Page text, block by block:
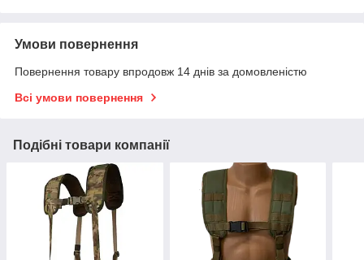
Умови повернення
Повернення товару впродовж 14 днів за домовленістю
Всі умови повернення
Подібні товари компанії